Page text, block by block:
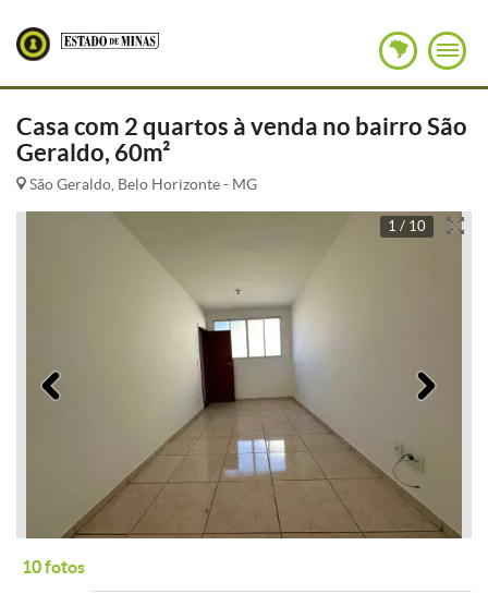
Casa com 2 quartos à venda no bairro São
Geraldo, 60m²
São Geraldo, Belo Horizonte - MG
1 / 10
10 fotos